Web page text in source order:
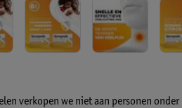
verkopen we niet aan personen